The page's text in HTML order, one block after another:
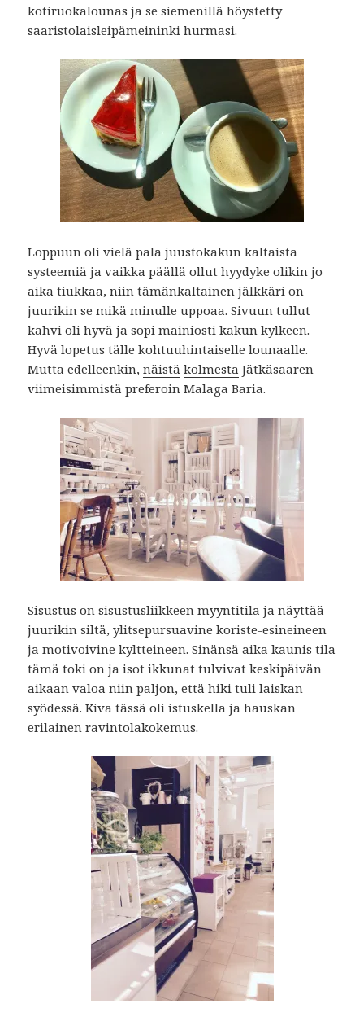
kotiruokalounas ja se siemenillä höystetty
saaristolaisleipämeininki hurmasi.
Loppuun oli vielä pala juustokakun kaltaista
systeemiä ja vaikka päällä ollut hyydyke olikin jo
aika tiukkaa, niin tämänkaltainen jälkkäri on
juurikin se mikä minulle uppoaa. Sivuun tullut
kahvi oli hyvä ja sopi mainiosti kakun kylkeen.
Hyvä lopetus tälle kohtuuhintaiselle lounaalle.
Mutta edelleenkin,näistä kolmesta Jätkäsaaren
viimeisimmistä preferoin Malaga Baria.
Sisustus on sisustusliikkeen myyntitila ja näyttää
juurikin siltä, ylitsepursuavine koriste-esineineen
ja motivoivine kyltteineen. Sinänsä aika kaunis tila
tämä toki on ja isot ikkunat tulvivat keskipäivän
aikaan valoa niin paljon, että hiki tuli laiskan
syödessä. Kiva tässä oli istuskella ja hauskan
erilainen ravintolakokemus.